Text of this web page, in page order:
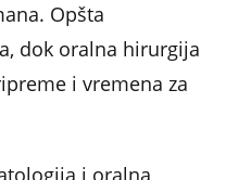
Opšta
dok oralna hirurgija
i vremena za